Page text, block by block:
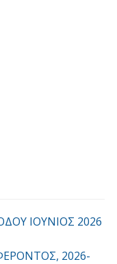
ΙΟΥΝΙΟΣ 2026
2026-